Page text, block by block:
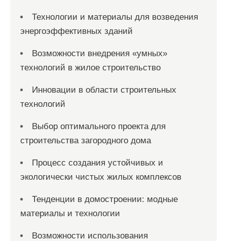
Технологии и материалы для возведения
энергоэффективных зданий
Возможности внедрения «умных»
технологий в жилое строительство
Инновации в области строительных
технологий
Выбор оптимального проекта для
строительства загородного дома
Процесс создания устойчивых и
экологически чистых жилых комплексов
Тенденции в домостроении: модные
материалы и технологии
Возможности использования